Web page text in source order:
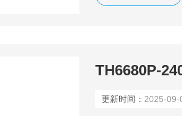
TH6680P-
更新时间： 2025-09-